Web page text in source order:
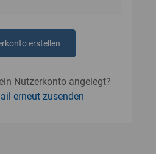
erstellen
Nutzerkonto angelegt?
erneut zusenden